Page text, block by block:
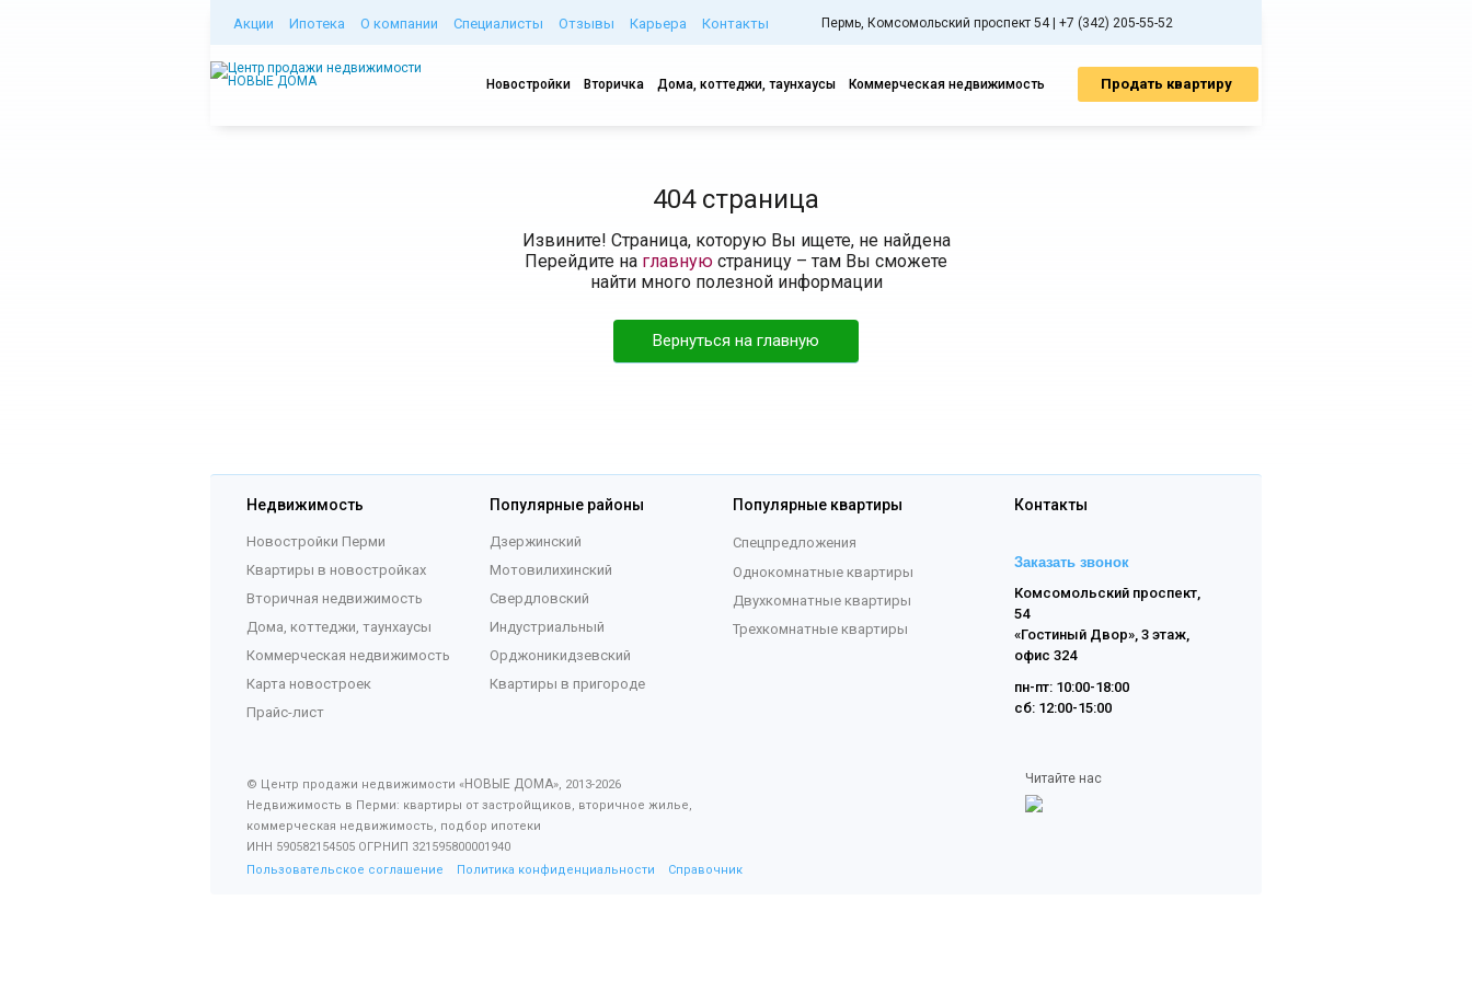
Акции Ипотека О компании Специалисты Отзывы Карьера Контакты Пермь, Комсомольский проспект 54 | +7 (342) 205-55-52
Новостройки Вторичка Дома, коттеджи, таунхаусы Коммерческая недвижимость Продать квартиру
404 страница
Извините! Страница, которую Вы ищете, не найдена
Перейдите на главную страницу – там Вы сможете
найти много полезной информации
Вернуться на главную
Недвижимость
Новостройки Перми
Квартиры в новостройках
Вторичная недвижимость
Дома, коттеджи, таунхаусы
Коммерческая недвижимость
Карта новостроек
Прайс-лист
Популярные районы
Дзержинский
Мотовилихинский
Свердловский
Индустриальный
Орджоникидзевский
Квартиры в пригороде
Популярные квартиры
Спецпредложения
Однокомнатные квартиры
Двухкомнатные квартиры
Трехкомнатные квартиры
Контакты
Заказать звонок
Комсомольский проспект,
54
«Гостиный Двор», 3 этаж,
офис 324
пн-пт: 10:00-18:00
сб: 12:00-15:00
© Центр продажи недвижимости «НОВЫЕ ДОМА», 2013-2026
Недвижимость в Перми: квартиры от застройщиков, вторичное жилье,
коммерческая недвижимость, подбор ипотеки
ИНН 590582154505 ОГРНИП 321595800001940
Пользовательское соглашение
Политика конфиденциальности Справочник
Читайте нас